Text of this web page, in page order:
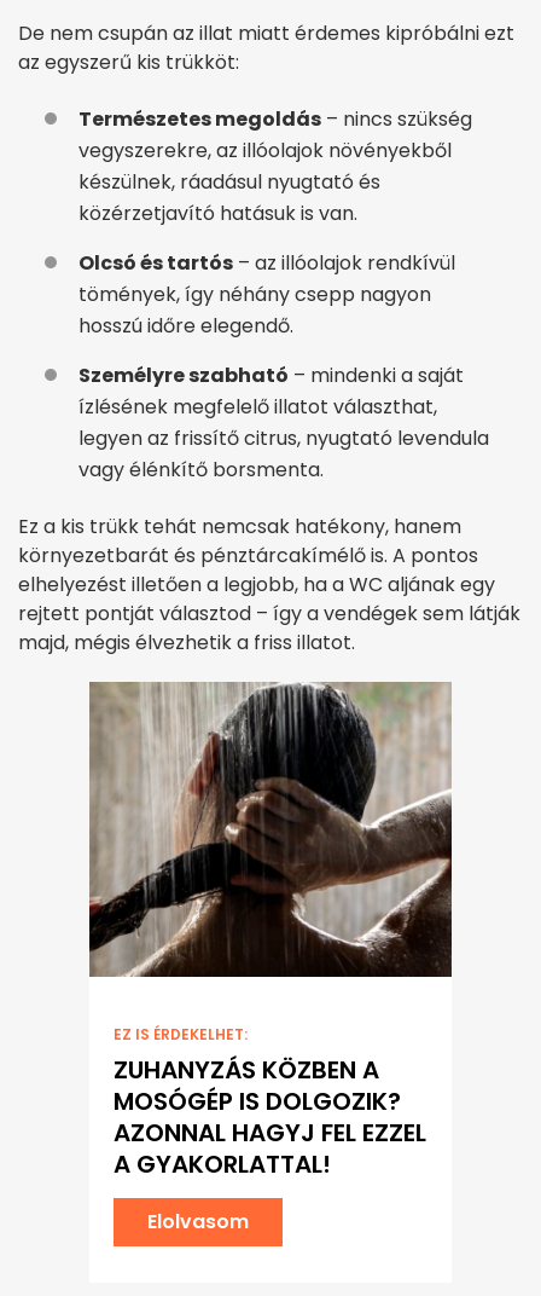
De nem csupán az illat miatt érdemes kipróbálni ezt
az egyszerű kis trükköt:
Természetes megoldás – nincs szükség
vegyszerekre, az illóolajok növényekből
készülnek, ráadásul nyugtató és
közérzetjavító hatásuk is van.
Olcsó és tartós – az illóolajok rendkívül
tömények, így néhány csepp nagyon
hosszú időre elegendő.
Személyre szabható – mindenki a saját
ízlésének megfelelő illatot választhat,
legyen az frissítő citrus, nyugtató levendula
vagy élénkítő borsmenta.
Ez a kis trükk tehát nemcsak hatékony, hanem
környezetbarát és pénztárcakímélő is. A pontos
elhelyezést illetően a legjobb, ha a WC aljának egy
rejtett pontját választod – így a vendégek sem látják
majd, mégis élvezhetik a friss illatot.
EZ IS ÉRDEKELHET:
ZUHANYZÁS KÖZBEN A
MOSÓGÉP IS DOLGOZIK?
AZONNAL HAGYJ FEL EZZEL
A GYAKORLATTAL!
Elolvasom